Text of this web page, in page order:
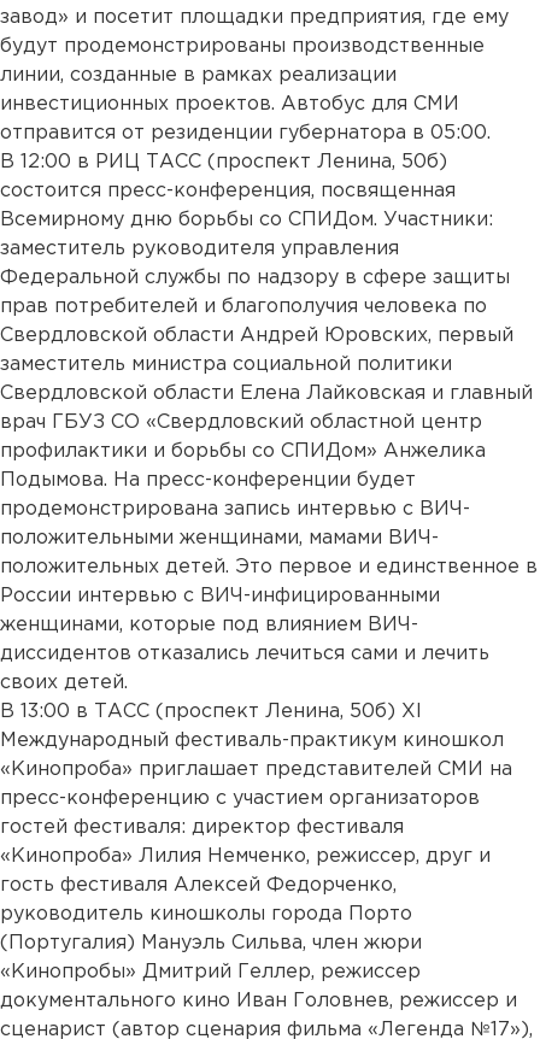
завод» и посетит площадки предприятия, где ему
будут продемонстрированы производственные
линии, созданные в рамках реализации
инвестиционных проектов. Автобус для СМИ
отправится от резиденции губернатора в 05:00.
В 12:00 в РИЦ ТАСС (проспект Ленина, 50б)
состоится пресс-конференция, посвященная
Всемирному дню борьбы со СПИДом. Участники:
заместитель руководителя управления
Федеральной службы по надзору в сфере защиты
прав потребителей и благополучия человека по
Свердловской области Андрей Юровских, первый
заместитель министра социальной политики
Свердловской области Елена Лайковская и главный
врач ГБУЗ СО «Свердловский областной центр
профилактики и борьбы со СПИДом» Анжелика
Подымова. На пресс-конференции будет
продемонстрирована запись интервью с ВИЧ-
положительными женщинами, мамами ВИЧ-
положительных детей. Это первое и единственное в
России интервью с ВИЧ-инфицированными
женщинами, которые под влиянием ВИЧ-
диссидентов отказались лечиться сами и лечить
своих детей.
В 13:00 в ТАСС (проспект Ленина, 50б) XI
Международный фестиваль-практикум киношкол
«Кинопроба» приглашает представителей СМИ на
пресс-конференцию с участием организаторов
гостей фестиваля: директор фестиваля
«Кинопроба» Лилия Немченко, режиссер, друг и
гость фестиваля Алексей Федорченко,
руководитель киношколы города Порто
(Португалия) Мануэль Сильва, член жюри
«Кинопробы» Дмитрий Геллер, режиссер
документального кино Иван Головнев, режиссер и
сценарист (автор сценария фильма «Легенда №17»),